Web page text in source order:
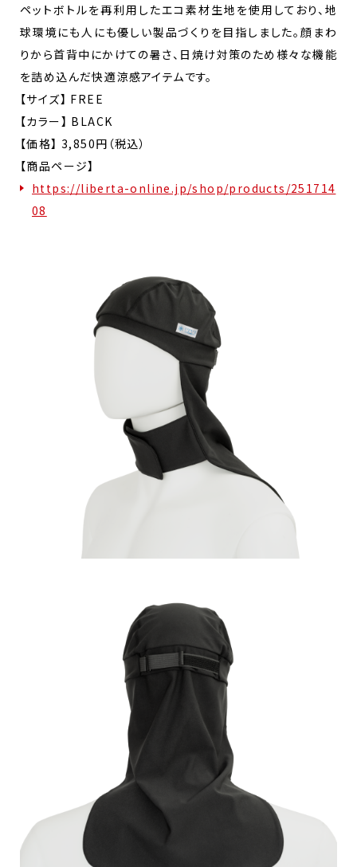
ペットボトルを再利用したエコ素材生地を使用しており、地
球環境にも人にも優しい製品づくりを目指しました。顔まわ
りから首背中にかけての暑さ、日焼け対策のため様々な機能
を詰め込んだ快適涼感アイテムです。
【サイズ】 FREE
【カラー】 BLACK
【価格】 3,850円（税込）
【商品ページ】
https://liberta-online.jp/shop/products/251714
08